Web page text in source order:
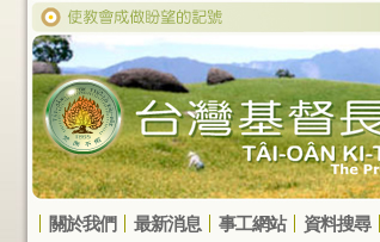
關於我們 最新消息 事工網站 資料搜尋